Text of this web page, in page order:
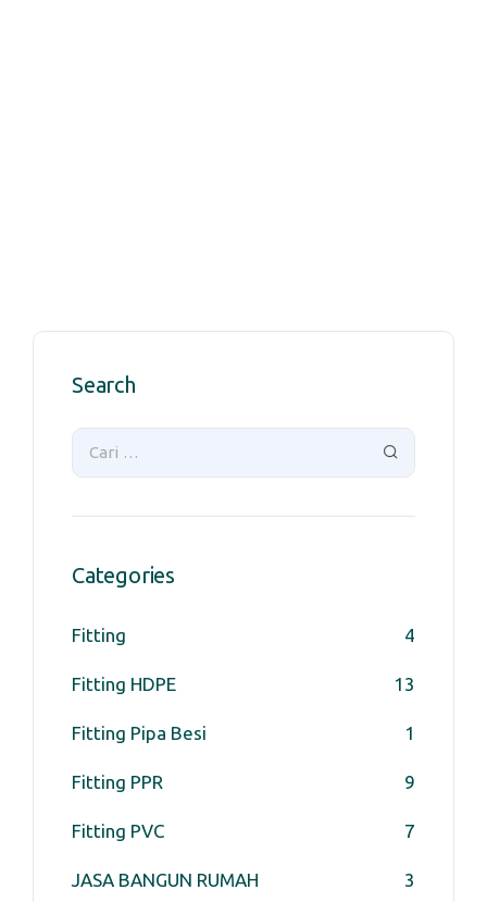
Search
Categories
Fitting 4
Fitting HDPE 13
Fitting Pipa Besi 1
Fitting PPR 9
Fitting PVC 7
JASA BANGUN RUMAH 3